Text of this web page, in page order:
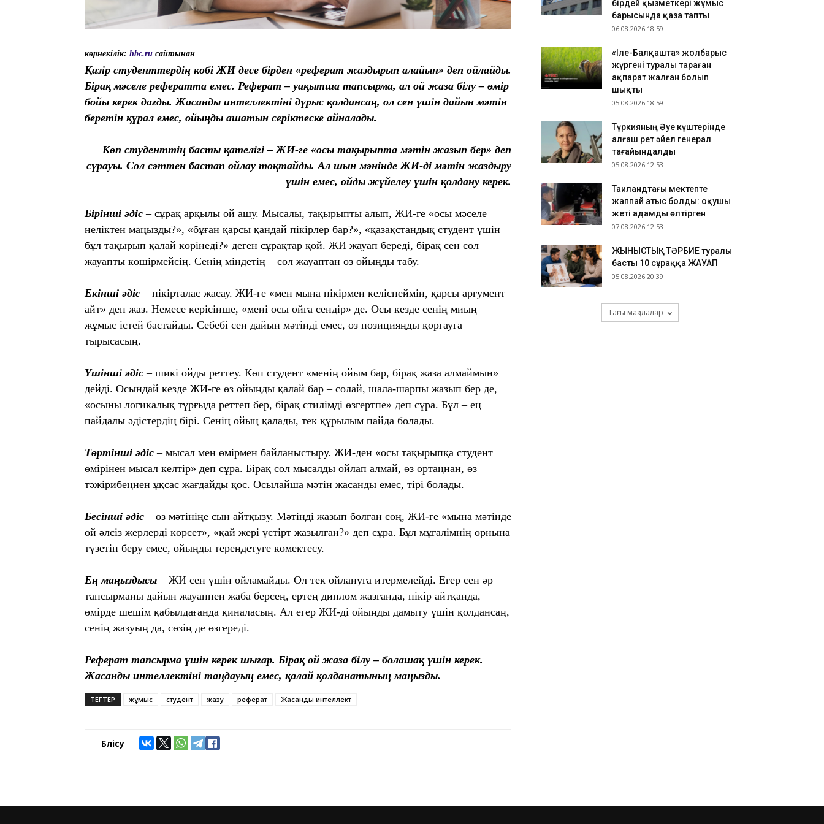
көрнекілік: hbc.ru сайтынан
Қазір студенттердің көбі ЖИ десе бірден «реферат жаздырып алайын» деп ойлайды.
Бірақ мәселе рефератта емес. Реферат – уақытша тапсырма, ал ой жаза білу – өмір
бойы керек дағды. Жасанды интеллектіні дұрыс қолдансаң, ол сен үшін дайын мәтін
беретін құрал емес, ойыңды ашатын серіктеске айналады.
Көп студенттің басты қателігі – ЖИ-ге «осы тақырыпта мәтін жазып бер» деп
сұрауы. Сол сәттен бастап ойлау тоқтайды. Ал шын мәнінде ЖИ-ді мәтін жаздыру
үшін емес, ойды жүйелеу үшін қолдану керек.
Бірінші әдіс – сұрақ арқылы ой ашу. Мысалы, тақырыпты алып, ЖИ-ге «осы мәселе
неліктен маңызды?», «бұған қарсы қандай пікірлер бар?», «қазақстандық студент үшін
бұл тақырып қалай көрінеді?» деген сұрақтар қой. ЖИ жауап береді, бірақ сен сол
жауапты көшірмейсің. Сенің міндетің – сол жауаптан өз ойыңды табу.
Екінші әдіс– пікірталас жасау. ЖИ-ге «мен мына пікірмен келіспеймін, қарсы аргумент
айт» деп жаз. Немесе керісінше, «мені осы ойға сендір» де. Осы кезде сенің миың
жұмыс істей бастайды. Себебі сен дайын мәтінді емес, өз позицияңды қорғауға
тырысасың.
Үшінші әдіс– шикі ойды реттеу. Көп студент «менің ойым бар, бірақ жаза алмаймын»
дейді. Осындай кезде ЖИ-ге өз ойыңды қалай бар – солай, шала-шарпы жазып бер де,
«осыны логикалық тұрғыда реттеп бер, бірақ стилімді өзгертпе» деп сұра. Бұл – ең
пайдалы әдістердің бірі. Сенің ойың қалады, тек құрылым пайда болады.
Төртінші әдіс – мысал мен өмірмен байланыстыру. ЖИ-ден «осы тақырыпқа студент
өмірінен мысал келтір» деп сұра. Бірақ сол мысалды ойлап алмай, өз ортаңнан, өз
тәжірибеңнен ұқсас жағдайды қос. Осылайша мәтін жасанды емес, тірі болады.
Бесінші әдіс– өз мәтініңе сын айтқызу. Мәтінді жазып болған соң, ЖИ-ге «мына мәтінде
ой әлсіз жерлерді көрсет», «қай жері үстірт жазылған?» деп сұра. Бұл мұғалімнің орнына
түзетіп беру емес, ойыңды тереңдетуге көмектесу.
Ең маңыздысы – ЖИ сен үшін ойламайды. Ол тек ойлануға итермелейді. Егер сен әр
тапсырманы дайын жауаппен жаба берсең, ертең диплом жазғанда, пікір айтқанда,
өмірде шешім қабылдағанда қиналасың. Ал егер ЖИ-ді ойыңды дамыту үшін қолдансаң,
сенің жазуың да, сөзің де өзгереді.
Реферат тапсырма үшін керек шығар. Бірақ ой жаза білу – болашақ үшін керек.
Жасанды интеллектіні таңдауың емес, қалай қолданатының маңызды.
ТЕГТЕР жұмыс студент жазу реферат Жасанды интеллект
Бөлісу
07.08.2026 17:31
Шымкентте ауаға оқ атқан құқық бұзушы жауапқа
07.08.2026 17:28
Қазақстандық ғылыми атақтар ЕАЭО елдерінде
мойындалады
бірдей қызметкері жұмыс
барысында қаза тапты
06.08.2026 18:59
«Іле-Балқашта» жолбарыс
жүргені туралы тараған
ақпарат жалған болып
шықты
05.08.2026 18:59
Түркияның Әуе күштерінде
алғаш рет әйел генерал
тағайындалды
05.08.2026 12:53
Таиландтағы мектепте
жаппай атыс болды: оқушы
жеті адамды өлтірген
07.08.2026 12:53
ЖЫНЫСТЫҚ ТӘРБИЕ туралы
басты 10 сұраққа ЖАУАП
05.08.2026 20:39
Тағы мақалалар